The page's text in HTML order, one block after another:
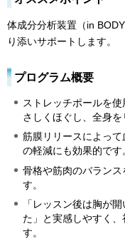
体成分分析装置（in
り添いサポートします。
プログラム概要
ストレッチポールを
さしくほぐし、全身を
筋膜リリースによっ
の軽減にも効果的です
骨格や筋肉のバラン
す。
「レッスン後は胸が
た」と実感しやすく
す。